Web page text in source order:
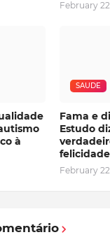
February
à
SAUDE
Fama e
Estudo
felicidade
February